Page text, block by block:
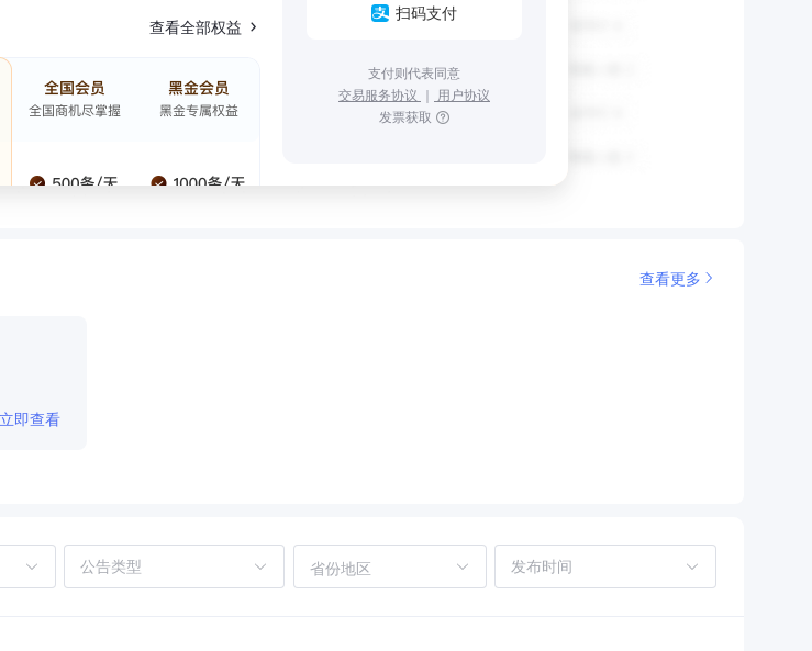
查看全部权益
扫码支付
支付则代表同意
交易服务协议 ｜ 用户协议
发票获取
查看更多
立即查看
省份地区